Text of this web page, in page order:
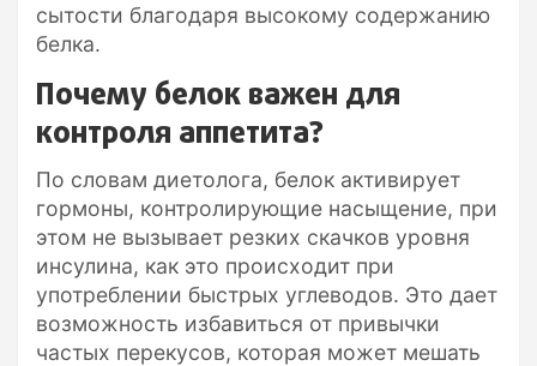
сытости благодаря высокому содержанию
белка.
Почему белок важен для
контроля аппетита?
По словам диетолога, белок активирует
гормоны, контролирующие насыщение, при
этом не вызывает резких скачков уровня
инсулина, как это происходит при
употреблении быстрых углеводов. Это дает
возможность избавиться от привычки
частых перекусов, которая может мешать